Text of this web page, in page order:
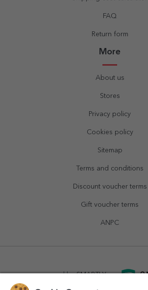
FAQ
Return form
More
About us
Stores
Privacy policy
Cookies policy
Sitemap
Terms and conditions
Discount voucher terms
Gift voucher terms
ANPC
powered bySMARTLY.ro